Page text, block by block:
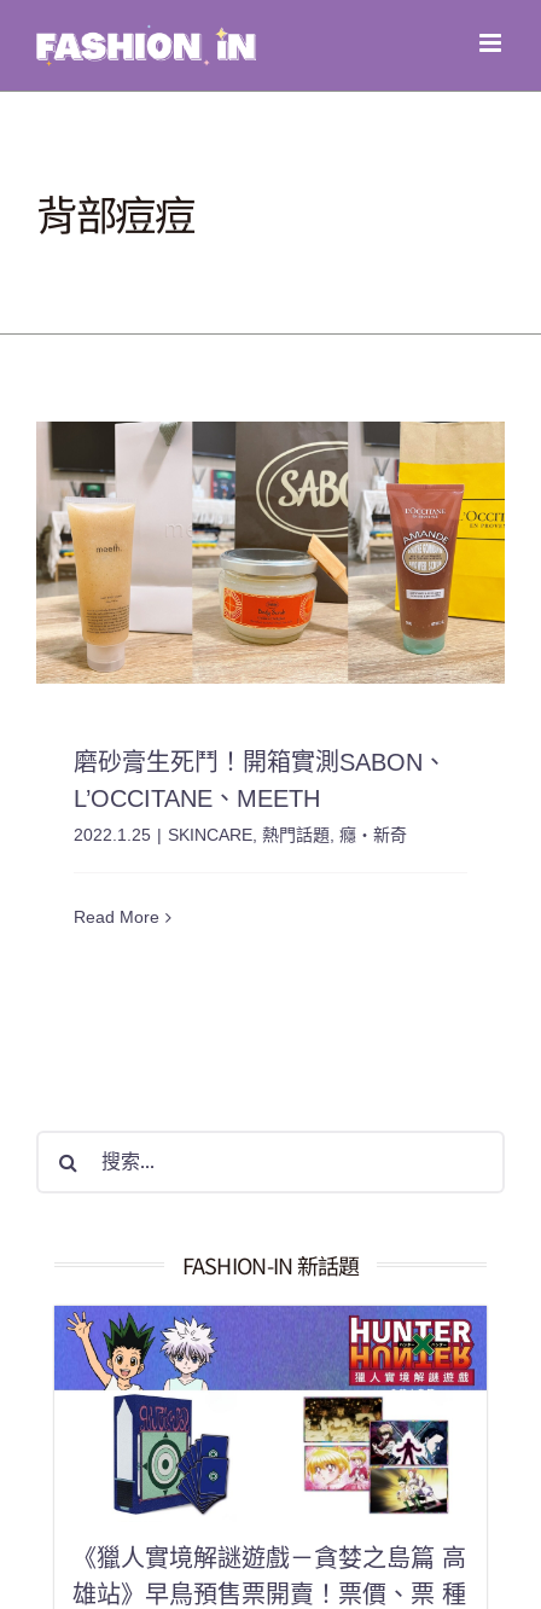
content
背部痘痘
磨砂膏生死鬥！開箱實測SABON、
L’OCCITANE、MEETH
2022.1.25 | SKINCARE ,熱門話題 ,癮・新奇
Read More
FASHION-IN 新話題
《獵人實境解謎遊戲－貪婪之島篇 高
雄站》早鳥預售票開賣！票價、票 種